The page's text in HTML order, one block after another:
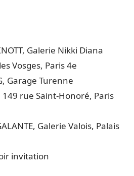
Galerie Nikki Diana
Vosges, Paris 4e
Garage Turenne
149 rue Saint-Honoré, Paris
Galerie Valois, Palais
invitation